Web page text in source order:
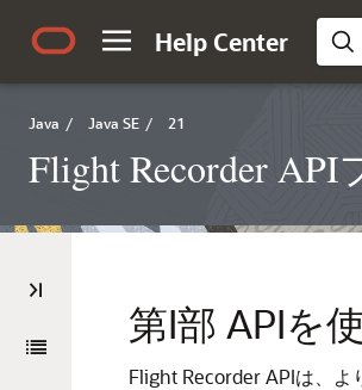
Help Center
Java / Java SE / 21
Flight Recorder
第I部 APIを
Flight Recorder APIは、よ